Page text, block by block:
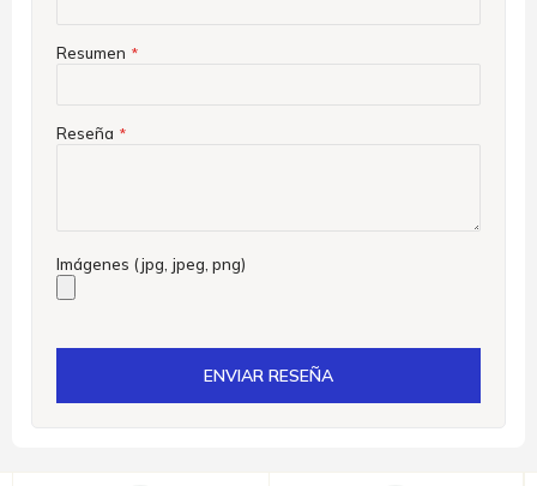
Resumen
Reseña
Imágenes (jpg, jpeg, png)
ENVIAR RESEÑA